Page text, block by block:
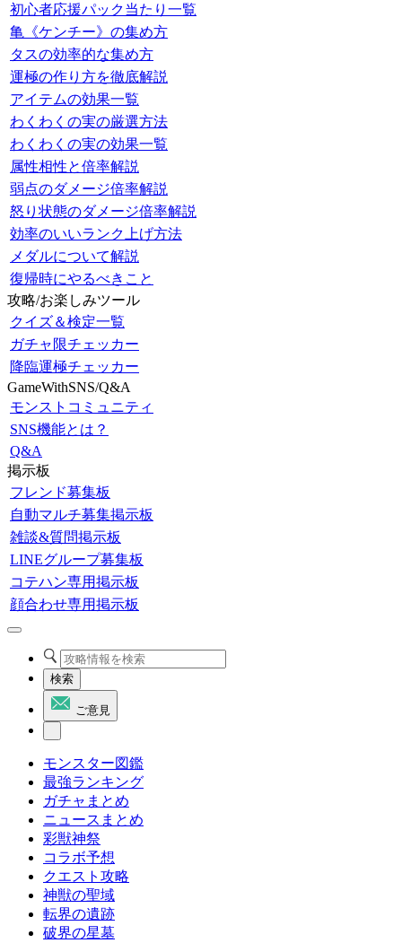
初心者応援パック当たり一覧
亀《ケンチー》の集め方
タスの効率的な集め方
運極の作り方を徹底解説
アイテムの効果一覧
わくわくの実の厳選方法
わくわくの実の効果一覧
属性相性と倍率解説
弱点のダメージ倍率解説
怒り状態のダメージ倍率解説
効率のいいランク上げ方法
メダルについて解説
復帰時にやるべきこと
攻略/お楽しみツール
クイズ＆検定一覧
ガチャ限チェッカー
降臨運極チェッカー
GameWithSNS/Q&A
モンストコミュニティ
SNS機能とは？
Q&A
掲示板
フレンド募集板
自動マルチ募集掲示板
雑談&質問掲示板
LINEグループ募集板
コテハン専用掲示板
顔合わせ専用掲示板
検索
ご意見
モンスター図鑑
最強ランキング
ガチャまとめ
ニュースまとめ
彩獣神祭
コラボ予想
クエスト攻略
神獣の聖域
転界の遺跡
破界の星墓